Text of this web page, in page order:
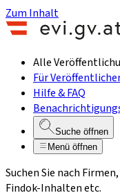
Zum Inhalt
Alle
Für
Hilfe & FAQ
Suche öffnen
Menü öffnen
Suchen Sie nach
Findok-Inhalten etc.